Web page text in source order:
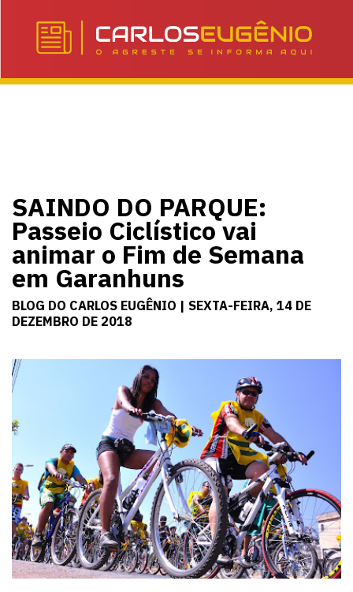
SAINDO DO PARQUE:
Passeio Ciclístico vai
animar o Fim de Semana
em Garanhuns
BLOG DO CARLOS EUGÊNIO | SEXTA-FEIRA, 14 DE
DEZEMBRO DE 2018